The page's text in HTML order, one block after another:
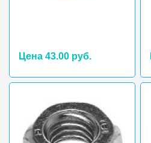
Цена 43.00 руб.